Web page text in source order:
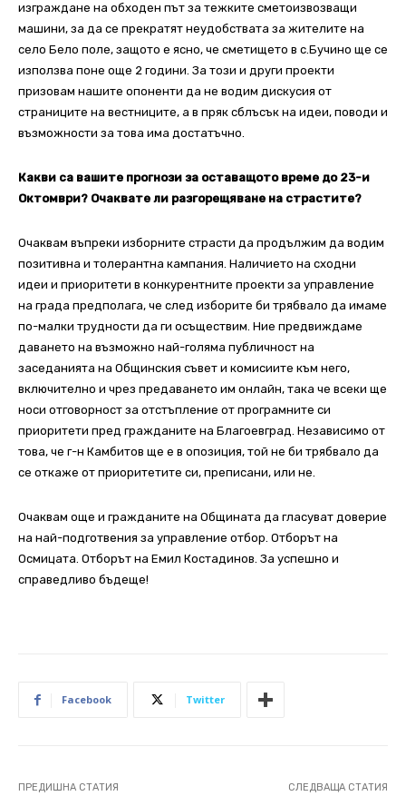
изграждане на обходен път за тежките сметоизвозващи
машини, за да се прекратят неудобствата за жителите на
село Бело поле, защото е ясно, че сметището в с.Бучино ще се
използва поне още 2 години. За този и други проекти
призовам нашите опоненти да не водим дискусия от
страниците на вестниците, а в пряк сблъсък на идеи, поводи и
възможности за това има достатъчно.
Какви са вашите прогнози за оставащото време до 23-и
Октомври? Очаквате ли разгорещяване на страстите?
Очаквам въпреки изборните страсти да продължим да водим
позитивна и толерантна кампания. Наличието на сходни
идеи и приоритети в конкурентните проекти за управление
на града предполага, че след изборите би трябвало да имаме
по-малки трудности да ги осъществим. Ние предвиждаме
даването на възможно най-голяма публичност на
заседанията на Общинския съвет и комисиите към него,
включително и чрез предаването им онлайн, така че всеки ще
носи отговорност за отстъпление от програмните си
приоритети пред гражданите на Благоевград. Независимо от
това, че г-н Камбитов ще е в опозиция, той не би трябвало да
се откаже от приоритетите си, преписани, или не.
Очаквам още и гражданите на Общината да гласуват доверие
на най-подготвения за управление отбор. Отборът на
Осмицата. Отборът на Емил Костадинов. За успешно и
справедливо бъдеще!
Facebook Twitter
ПРЕДИШНА СТАТИЯ СЛЕДВАЩА СТАТИЯ